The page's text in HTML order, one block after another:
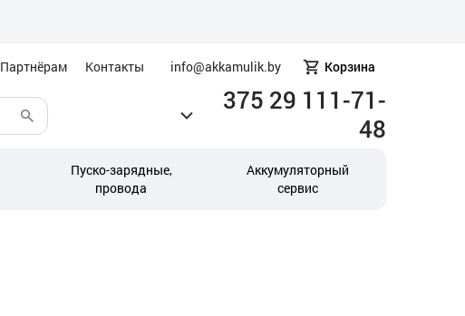
Партнёрам Контакты info@akkamulik.by Корзина
375 29 111-71-
48
Пуско-зарядные,
провода
Аккумуляторный
сервис